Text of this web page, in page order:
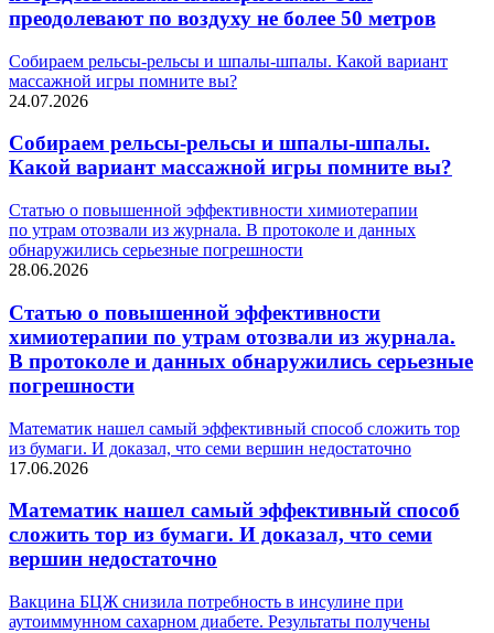
преодолевают по воздуху не более 50 метров
Собираем рельсы-рельсы и шпалы-шпалы. Какой вариант
массажной игры помните вы?
24.07.2026
Собираем рельсы-рельсы и шпалы-шпалы.
Какой вариант массажной игры помните вы?
Статью о повышенной эффективности химиотерапии
по утрам отозвали из журнала. В протоколе и данных
обнаружились серьезные погрешности
28.06.2026
Статью о повышенной эффективности
химиотерапии по утрам отозвали из журнала.
В протоколе и данных обнаружились серьезные
погрешности
Математик нашел самый эффективный способ сложить тор
из бумаги. И доказал, что семи вершин недостаточно
17.06.2026
Математик нашел самый эффективный способ
сложить тор из бумаги. И доказал, что семи
вершин недостаточно
Вакцина БЦЖ снизила потребность в инсулине при
аутоиммунном сахарном диабете. Результаты получены